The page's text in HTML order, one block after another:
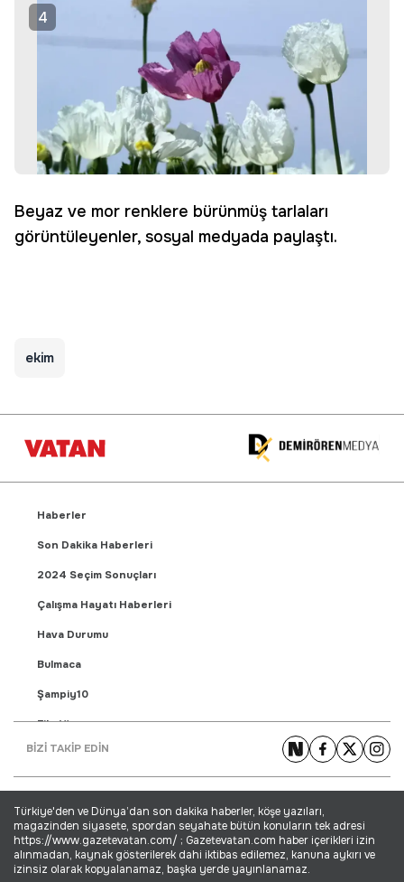
4
Beyaz ve mor renklere bürünmüş tarlaları
görüntüleyenler, sosyal medyada paylaştı.
ekim
Haberler
Son Dakika Haberleri
2024 Seçim Sonuçları
Çalışma Hayatı Haberleri
Hava Durumu
Bulmaca
Şampiy10
Fikstür
Puan Durumu
Yaşam Haberleri
Ekonomi Haberleri
Dünya Haberleri
BİZİ TAKİP EDİN
Türkiye'den ve Dünya’dan son dakika haberler, köşe yazıları,
magazinden siyasete, spordan seyahate bütün konuların tek adresi
https://www.gazetevatan.com/ ; Gazetevatan.com haber içerikleri izin
alınmadan, kaynak gösterilerek dahi iktibas edilemez, kanuna aykırı ve
izinsiz olarak kopyalanamaz, başka yerde yayınlanamaz.